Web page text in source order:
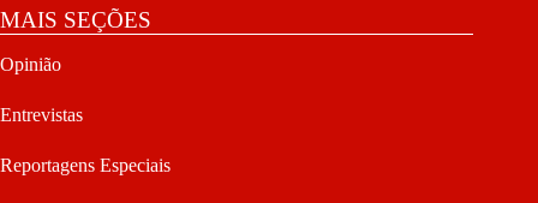
MAIS SEÇÕES
Opinião
Entrevistas
Reportagens Especiais